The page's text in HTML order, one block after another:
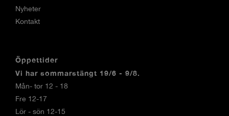
Nyheter
Kontakt
Öppettider
Vi har sommarstängt 19/6 - 9/8.
Mån- tor 12 - 18
Fre 12-17
Lör - sön 12-15